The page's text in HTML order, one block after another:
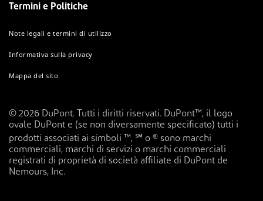
Termini e Politiche
Note legali e termini di utilizzo
Informativa sulla privacy
Mappa del sito
© 2026 DuPont. Tutti i diritti riservati. DuPont™, il logo
ovale DuPont e (se non diversamente specificato) tutti i
prodotti associati ai simboli ™, ℠ o ® sono marchi
commerciali, marchi di servizi o marchi commerciali
registrati di proprietà di società affiliate di DuPont de
Nemours, Inc.